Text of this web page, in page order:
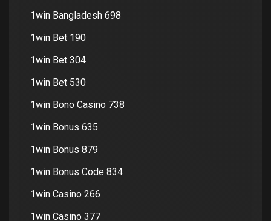
1win Bangladesh 698
1win Bet 190
1win Bet 304
1win Bet 530
1win Bono Casino 738
1win Bonus 635
1win Bonus 879
1win Bonus Code 834
1win Casino 266
1win Casino 377